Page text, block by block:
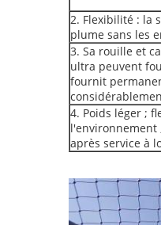
2. Flexibilité : la
plume sans les
3. Sa rouille et
ultra peuvent
fournit
4. Poids léger ;
l'environnement
après service à